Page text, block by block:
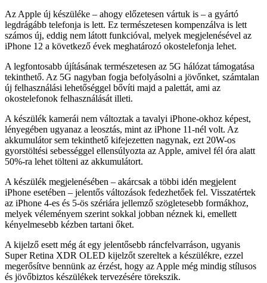
Az Apple új készüléke – ahogy előzetesen vártuk is – a gyártó
legdrágább telefonja is lett. Ez természetesen kompenzálva is lett
számos új, eddig nem látott funkcióval, melyek megjelenésével az
iPhone 12 a következő évek meghatározó okostelefonja lehet.
A legfontosabb újításának természetesen az 5G hálózat támogatása
tekinthető. Az 5G nagyban fogja befolyásolni a jövőnket, számtalan
új felhasználási lehetőséggel bővíti majd a palettát, ami az
okostelefonok felhasználását illeti.
A készülék kamerái nem változtak a tavalyi iPhone-okhoz képest,
lényegében ugyanaz a leosztás, mint az iPhone 11-nél volt. Az
akkumulátor sem tekinthető kifejezetten nagynak, ezt 20W-os
gyorstöltési sebességgel ellensúlyozta az Apple, amivel fél óra alatt
50%-ra lehet tölteni az akkumulátort.
A készülék megjelenésében – akárcsak a többi idén megjelent
iPhone esetében – jelentős változások fedezhetőek fel. Visszatértek
az iPhone 4-es és 5-ös szériára jellemző szögletesebb formákhoz,
melyek véleményem szerint sokkal jobban néznek ki, emellett
kényelmesebb kézben tartani őket.
A kijelző esett még át egy jelentősebb ráncfelvarráson, ugyanis
Super Retina XDR OLED kijelzőt szereltek a készülékre, ezzel
megerősítve bennünk az érzést, hogy az Apple még mindig stílusos
és jövőbiztos készülékek tervezésére törekszik.